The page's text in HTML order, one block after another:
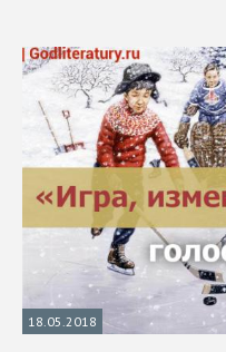
18.05.2018